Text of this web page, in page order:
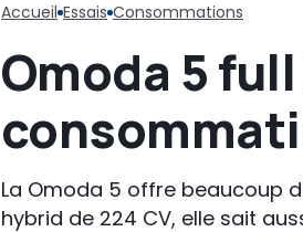
Accueil Essais Consommations
Omoda 5
La Omoda 5 offre beaucoup
hybrid de 224 CV, elle sait